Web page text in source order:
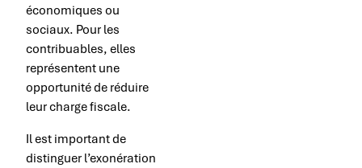
économiques ou
sociaux. Pour les
contribuables, elles
représentent une
opportunité de réduire
leur charge fiscale.
Il est important de
distinguer l’exonération